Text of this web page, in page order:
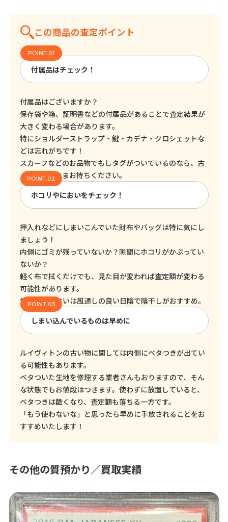
この商品の査定ポイント
付属品はチェック！
付属品はございますか？
保存袋や箱、証明書などの付属品があることで査定結果が
大きく変わる場合があります。
特にショルダーストラップ・鍵・カデナ・クロシェットな
どは忘れがちです！
スカーフなどのお品物でもしタグがついているのなら、古
くてもそのままお持ちください。
ホコリやにおいをチェック！
押入れなどにしまいこんでいた財布やバッグは特に気にし
ましょう！
内側にゴミが残っていないか？隙間にホコリがかぶってい
ないか？
軽く布で拭くだけでも、見た目が変われば査定額が変わる
可能性があります。
気になるにおいは風通しの良い日陰で陰干しがおすすめ。
しまい込んでいるものは早めに
ルイヴィトンの古い物に関しては内側にベタつきが出てい
る可能性もあります。
ベタついた生地を修理する業者さんもおりますので、そん
な状態でもお値段はつきます。使わずに放置していると、
ベタつきは酷くなり、査定額も落ちる一方です。
「もう使わないな」と思ったら早めに手放されることをお
すすめいたします！
その他の質預かり／買取実績